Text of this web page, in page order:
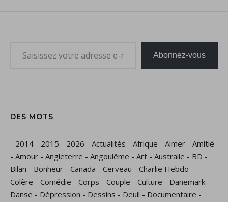
Abonnez-vous
DES MOTS
- 2014 - 2015 - 2026 - Actualités - Afrique - Aimer - Amitié
- Amour - Angleterre - Angoulême - Art - Australie - BD -
Bilan - Bonheur - Canada - Cerveau - Charlie Hebdo -
Colère - Comédie - Corps - Couple - Culture - Danemark -
Danse - Dépression - Dessins - Deuil - Documentaire -